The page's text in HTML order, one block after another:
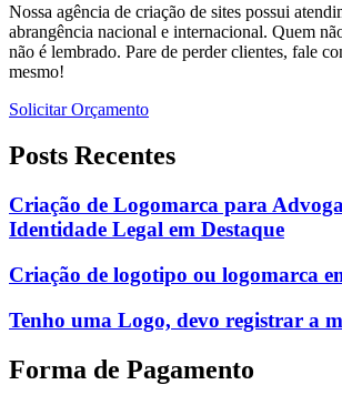
Nossa agência de criação de sites possui
abrangência nacional e internacional. Quem
não é lembrado. Pare de perder clientes, fale
mesmo!
Solicitar Orçamento
Posts Recentes
Criação de Logomarca para
Identidade Legal em Destaque
Criação de logotipo ou logomarca
Tenho uma Logo, devo registrar a
Forma de Pagamento